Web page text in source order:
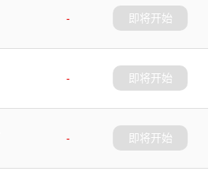
-
即将开始
-
即将开始
-
即将开始